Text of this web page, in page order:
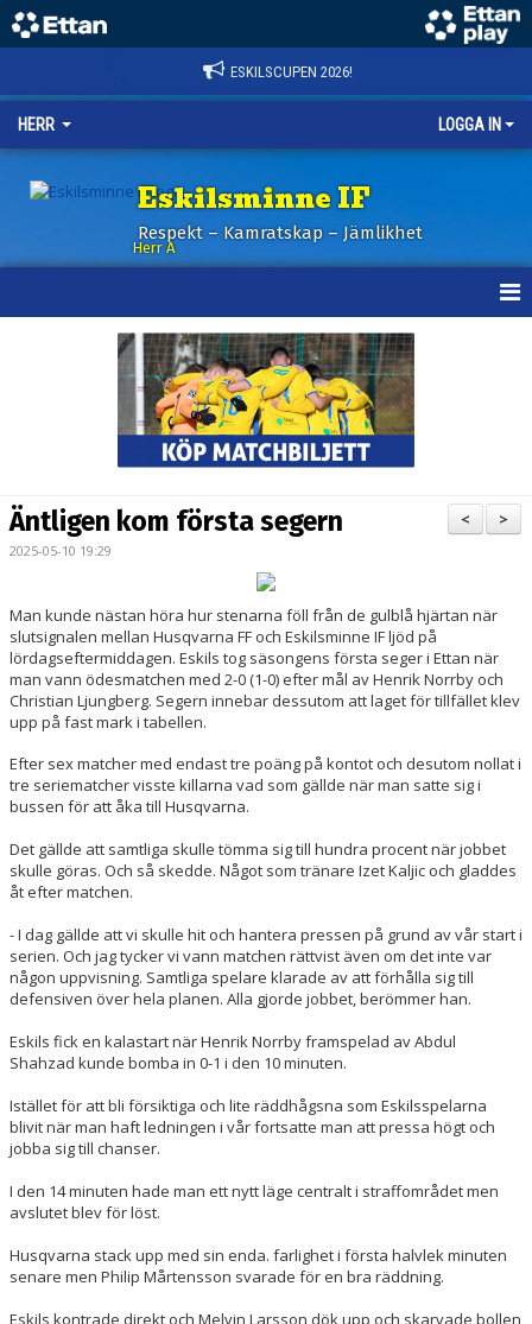
ESKILSCUPEN 2026!
HERR LOGGA IN
Eskilsminne IF
Respekt – Kamratskap – Jämlikhet
Herr A
BILDGALLERI
MATCHER
ETTAN SÖDRA
>
<
Äntligen kom första segern
2025-05-10 19:29
Man kunde nästan höra hur stenarna föll från de gulblå hjärtan när
slutsignalen mellan Husqvarna FF och Eskilsminne IF ljöd på
lördagseftermiddagen. Eskils tog säsongens första seger i Ettan när
man vann ödesmatchen med 2-0 (1-0) efter mål av Henrik Norrby och
Christian Ljungberg. Segern innebar dessutom att laget för tillfället klev
upp på fast mark i tabellen.
Efter sex matcher med endast tre poäng på kontot och desutom nollat i
tre seriematcher visste killarna vad som gällde när man satte sig i
bussen för att åka till Husqvarna.
Det gällde att samtliga skulle tömma sig till hundra procent när jobbet
skulle göras. Och så skedde. Något som tränare Izet Kaljic och gladdes
åt efter matchen.
- I dag gällde att vi skulle hit och hantera pressen på grund av vår start i
serien. Och jag tycker vi vann matchen rättvist även om det inte var
någon uppvisning. Samtliga spelare klarade av att förhålla sig till
defensiven över hela planen. Alla gjorde jobbet, berömmer han.
Eskils fick en kalastart när Henrik Norrby framspelad av Abdul
Shahzad kunde bomba in 0-1 i den 10 minuten.
Istället för att bli försiktiga och lite räddhågsna som Eskilsspelarna
blivit när man haft ledningen i vår fortsatte man att pressa högt och
jobba sig till chanser.
I den 14 minuten hade man ett nytt läge centralt i straffområdet men
avslutet blev för löst.
Husqvarna stack upp med sin enda. farlighet i första halvlek minuten
senare men Philip Mårtensson svarade för en bra räddning.
Eskils kontrade direkt och Melvin Larsson dök upp och skarvade bollen